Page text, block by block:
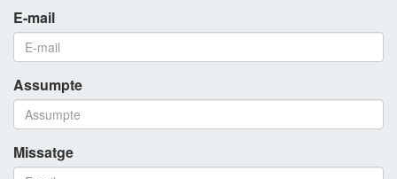
E-mail
Assumpte
Missatge